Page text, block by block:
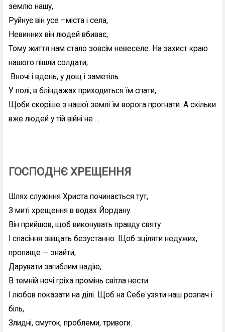
землю нашу,
Руйнує він усе –міста і села,
Невинних він людей вбиває,
Тому життя нам стало зовсім невеселе. На захист краю
нашого пішли солдати,
Вночі і вдень, у дощ і заметіль.
У полі, в бліндажах приходиться їм спати,
Щоби скоріше з нашої землі їм ворога прогнати. А скільки
вже людей у тій війні не ...
ГОСПОДНЄ ХРЕЩЕННЯ
Шлях служіння Христа починається тут,
З миті хрещення в водах Йордану.
Він прийшов, щоб виконувать правду святу
І спасіння звіщать безустанно. Щоб зціляти недужих,
пропаще — знайти,
Дарувати загиблим надію,
В темній ночі гріха промінь світла нести
І любов показати на ділі. Щоб на Себе узяти наш розпач і
біль,
Злидні, смуток, проблеми, тривоги.